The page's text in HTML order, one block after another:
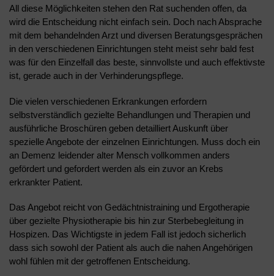
All diese Möglichkeiten stehen den Rat suchenden offen, da
wird die Entscheidung nicht einfach sein. Doch nach Absprache
mit dem behandelnden Arzt und diversen Beratungsgesprächen
in den verschiedenen Einrichtungen steht meist sehr bald fest
was für den Einzelfall das beste, sinnvollste und auch effektivste
ist, gerade auch in der Verhinderungspflege.
Die vielen verschiedenen Erkrankungen erfordern
selbstverständlich gezielte Behandlungen und Therapien und
ausführliche Broschüren geben detailliert Auskunft über
spezielle Angebote der einzelnen Einrichtungen. Muss doch ein
an Demenz leidender alter Mensch vollkommen anders
gefördert und gefordert werden als ein zuvor an Krebs
erkrankter Patient.
Das Angebot reicht von Gedächtnistraining und Ergotherapie
über gezielte Physiotherapie bis hin zur Sterbebegleitung in
Hospizen. Das Wichtigste in jedem Fall ist jedoch sicherlich
dass sich sowohl der Patient als auch die nahen Angehörigen
wohl fühlen mit der getroffenen Entscheidung.